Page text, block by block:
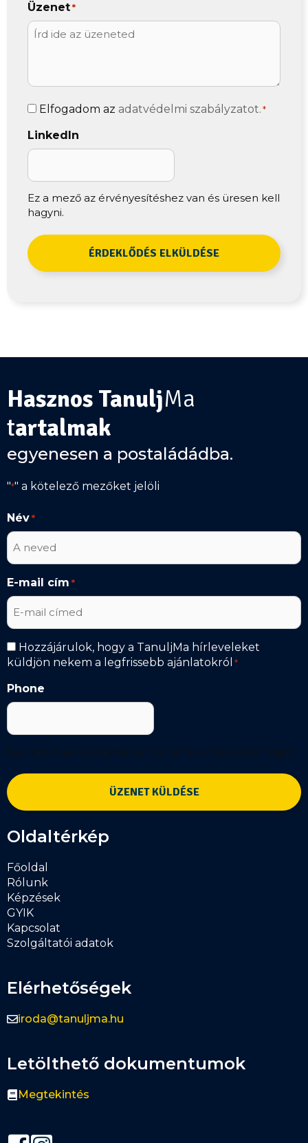
Üzenet *
Adatvédelem
Elfogadom az adatvédelmi szabályzatot.*
LinkedIn
Ez a mező az érvényesítéshez van és üresen kell
hagyni.
Hasznos TanuljMa
tartalmak
egyenesen a postaládádba.
"*" a kötelező mezőket jelöli
Név *
E-mail cím *
Hírlevél
*
Hozzájárulok, hogy a TanuljMa hírleveleket
küldjön nekem a legfrissebb ajánlatokról *
Phone
Ez a mező az érvényesítéshez van és üresen kell hagyni.
Oldaltérkép
Főoldal
Rólunk
Képzések
GYIK
Kapcsolat
Szolgáltatói adatok
Elérhetőségek
iroda@tanuljma.hu
Letölthető dokumentumok
Megtekintés